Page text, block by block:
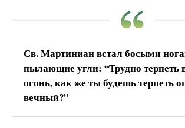
Св. Мартиниан встал босыми
пылающие угли: “Трудно терпеть
огонь, как же ты будешь терпеть
вечный?”